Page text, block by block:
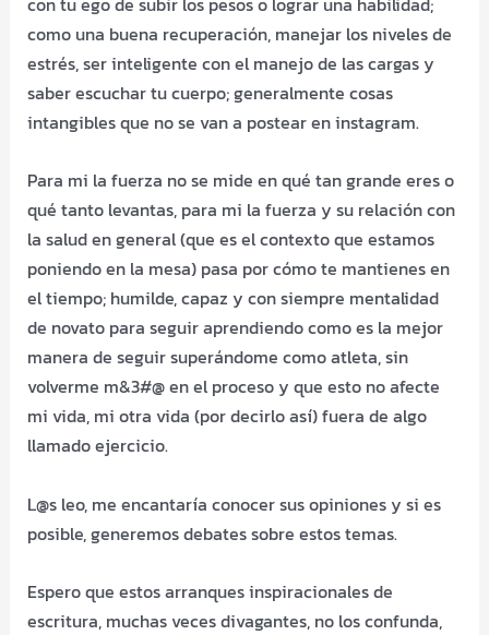
como una buena recuperación, manejar los niveles de
estrés, ser inteligente con el manejo de las cargas y
saber escuchar tu cuerpo; generalmente cosas
intangibles que no se van a postear en instagram.
Para mi la fuerza no se mide en qué tan grande eres o
qué tanto levantas, para mi la fuerza y su relación con
la salud en general (que es el contexto que estamos
poniendo en la mesa) pasa por cómo te mantienes en
el tiempo; humilde, capaz y con siempre mentalidad
de novato para seguir aprendiendo como es la mejor
manera de seguir superándome como atleta, sin
volverme m&3#@ en el proceso y que esto no afecte
mi vida, mi otra vida (por decirlo así) fuera de algo
llamado ejercicio.
L@s leo, me encantaría conocer sus opiniones y si es
posible, generemos debates sobre estos temas.
Espero que estos arranques inspiracionales de
escritura, muchas veces divagantes, no los confunda,